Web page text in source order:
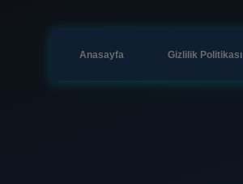
Anasayfa Gizlilik Politikası